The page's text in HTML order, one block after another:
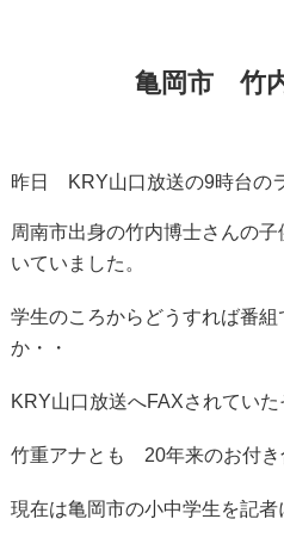
亀岡市 竹
昨日 KRY山口放送の9時台の
周南市出身の竹内博士さんの
いていました。
学生のころからどうすれば番
か・・
KRY山口放送へFAXされていた
竹重アナとも 20年来のお付き
現在は亀岡市の小中学生を記者